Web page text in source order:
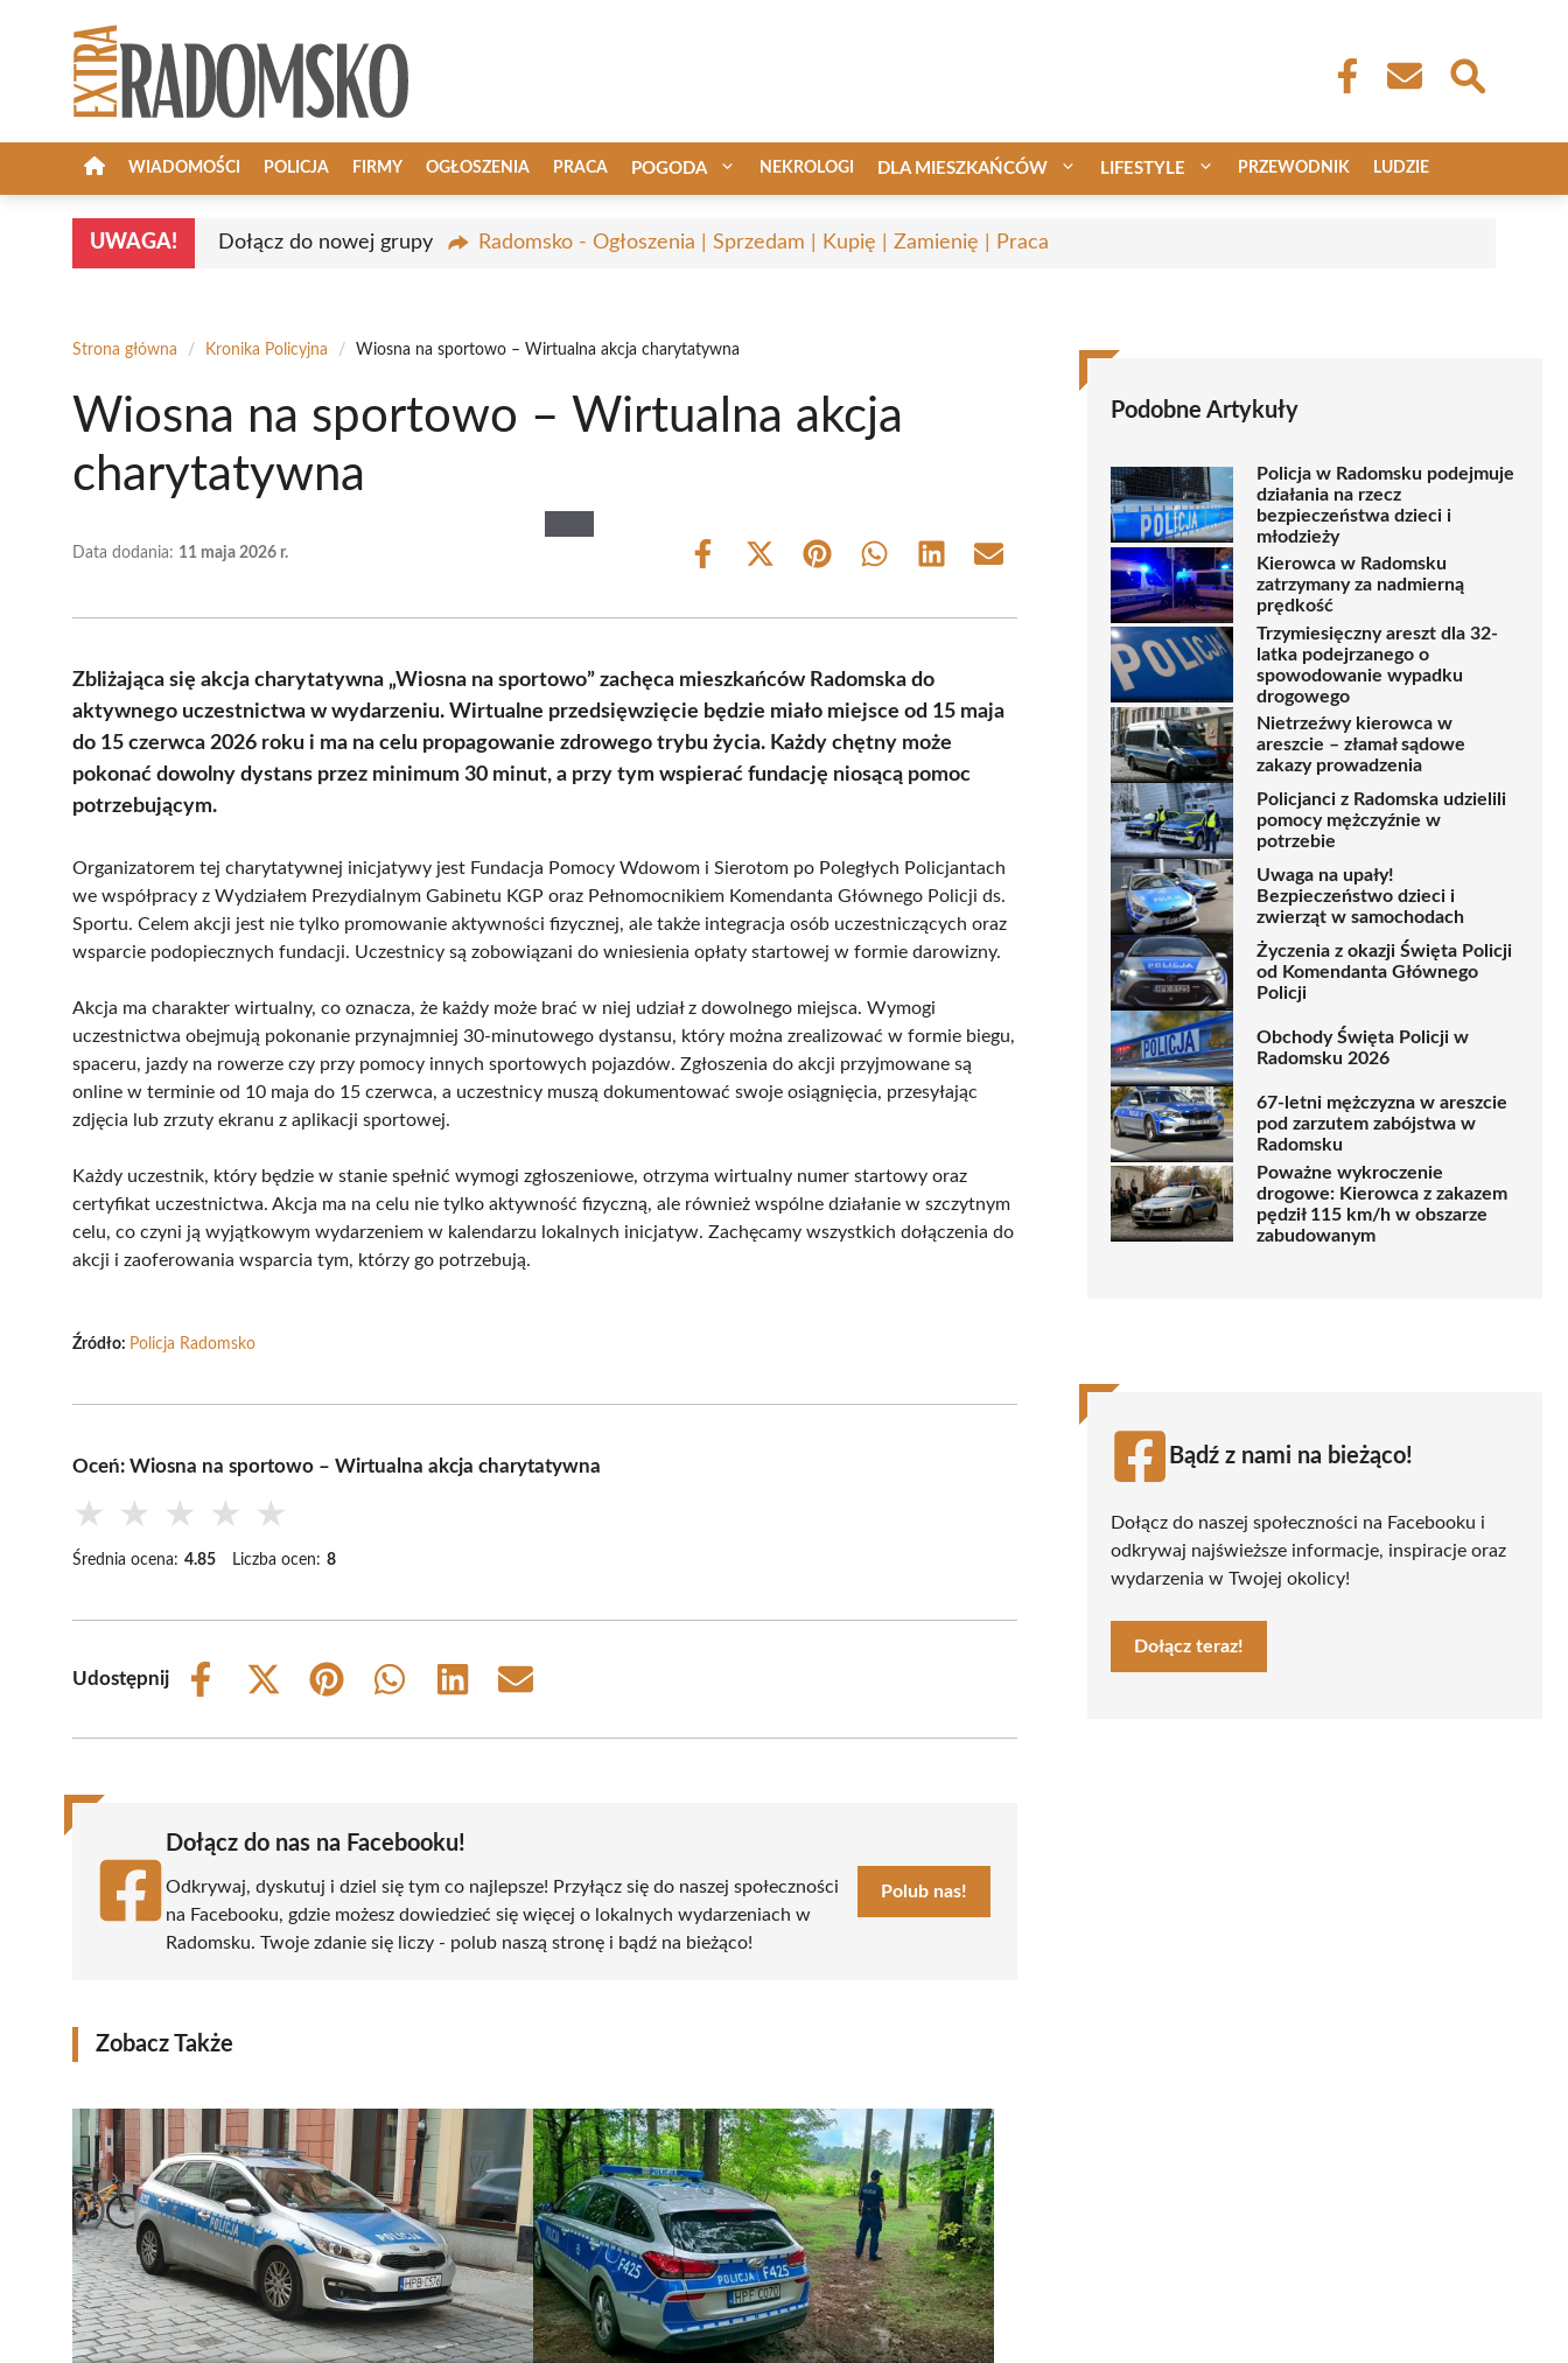
WIADOMOŚCI POLICJA FIRMY OGŁOSZENIA PRACA POGODA NEKROLOGI DLA MIESZKAŃCÓW LIFESTYLE PRZEWODNIK LUDZIE
UWAGA! Dołącz do nowej grupy Radomsko - Ogłoszenia | Sprzedam | Kupię | Zamienię | Praca
Strona główna / Kronika Policyjna / Wiosna na sportowo – Wirtualna akcja charytatywna
Wiosna na sportowo – Wirtualna akcja
charytatywna
Data dodania: 11 maja 2026 r.
Share
Share
(Twitter)
Share Share Share Share
Zbliżająca się akcja charytatywna „Wiosna na sportowo” zachęca mieszkańców Radomska do
aktywnego uczestnictwa w wydarzeniu. Wirtualne przedsięwzięcie będzie miało miejsce od 15 maja
do 15 czerwca 2026 roku i ma na celu propagowanie zdrowego trybu życia. Każdy chętny może
pokonać dowolny dystans przez minimum 30 minut, a przy tym wspierać fundację niosącą pomoc
potrzebującym.
Organizatorem tej charytatywnej inicjatywy jest Fundacja Pomocy Wdowom i Sierotom po Poległych Policjantach
we współpracy z Wydziałem Prezydialnym Gabinetu KGP oraz Pełnomocnikiem Komendanta Głównego Policji ds.
Sportu. Celem akcji jest nie tylko promowanie aktywności fizycznej, ale także integracja osób uczestniczących oraz
wsparcie podopiecznych fundacji. Uczestnicy są zobowiązani do wniesienia opłaty startowej w formie darowizny.
Akcja ma charakter wirtualny, co oznacza, że każdy może brać w niej udział z dowolnego miejsca. Wymogi
uczestnictwa obejmują pokonanie przynajmniej 30-minutowego dystansu, który można zrealizować w formie biegu,
spaceru, jazdy na rowerze czy przy pomocy innych sportowych pojazdów. Zgłoszenia do akcji przyjmowane są
online w terminie od 10 maja do 15 czerwca, a uczestnicy muszą dokumentować swoje osiągnięcia, przesyłając
zdjęcia lub zrzuty ekranu z aplikacji sportowej.
Każdy uczestnik, który będzie w stanie spełnić wymogi zgłoszeniowe, otrzyma wirtualny numer startowy oraz
certyfikat uczestnictwa. Akcja ma na celu nie tylko aktywność fizyczną, ale również wspólne działanie w szczytnym
celu, co czyni ją wyjątkowym wydarzeniem w kalendarzu lokalnych inicjatyw. Zachęcamy wszystkich dołączenia do
akcji i zaoferowania wsparcia tym, którzy go potrzebują.
Źródło: Policja Radomsko
Oceń: Wiosna na sportowo – Wirtualna akcja charytatywna
★ ★ ★ ★ ★
Średnia ocena: 4.85 Liczba ocen: 8
Udostępnij
Share
Share
(Twitter)
Share
Share
Share
Share
Dołącz do nas na Facebooku!
Odkrywaj, dyskutuj i dziel się tym co najlepsze! Przyłącz się do naszej społeczności
na Facebooku, gdzie możesz dowiedzieć się więcej o lokalnych wydarzeniach w
Radomsku. Twoje zdanie się liczy - polub naszą stronę i bądź na bieżąco!
Polub nas!
Zobacz Także
Podobne Artykuły
Policja w Radomsku podejmuje
działania na rzecz
bezpieczeństwa dzieci i
młodzieży
Kierowca w Radomsku
zatrzymany za nadmierną
prędkość
Trzymiesięczny areszt dla 32-
latka podejrzanego o
spowodowanie wypadku
drogowego
Nietrzeźwy kierowca w
areszcie – złamał sądowe
zakazy prowadzenia
Policjanci z Radomska udzielili
pomocy mężczyźnie w
potrzebie
Uwaga na upały!
Bezpieczeństwo dzieci i
zwierząt w samochodach
Życzenia z okazji Święta Policji
od Komendanta Głównego
Policji
Obchody Święta Policji w
Radomsku 2026
67-letni mężczyzna w areszcie
pod zarzutem zabójstwa w
Radomsku
Poważne wykroczenie
drogowe: Kierowca z zakazem
pędził 115 km/h w obszarze
zabudowanym
Bądź z nami na bieżąco!
Dołącz do naszej społeczności na Facebooku i
odkrywaj najświeższe informacje, inspiracje oraz
wydarzenia w Twojej okolicy!
Dołącz teraz!